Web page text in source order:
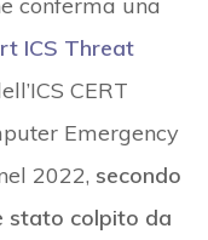
ICS Threat
CERT
Emergency
2022, secondo
stato colpito da